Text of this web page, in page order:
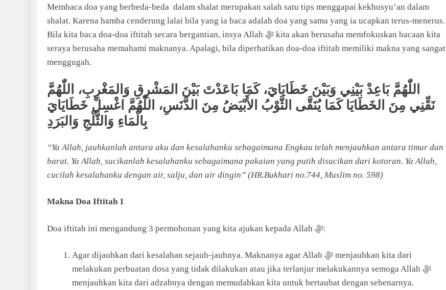
Membaca doa yang berbeda-beda dalam shalat merupakan salah satu tips menggapai kekhusyu’an dalam
shalat. Karena hamba cenderung lalai bila yang ia baca adalah doa yang sama yang ia ucapkan terus-menerus.
Bila kita baca doa-doa iftitah secara bergantian, insya Allah ﷻ kita akan berusaha memfokuskan bacaan kita
seraya berusaha memahami maknanya. Apalagi, bila diperhatikan doa-doa iftitah memiliki makna yang sangat
menggugah.
اللّٰهُمَّ بَاعِدْ بَيْنِي وَبَيْنَ خَطَايَايَ، كَمَا بَاعَدْتَ بَيْنَ المَشْرِقِ وَالمَغْرِبِ، اللّٰهُمَّ
نَقِّنِي مِنَ الخَطَايَا كَمَا يُنَقَّى الثَّوْبُ الأَبْيَضُ مِنَ الدَّنَسِ، اللّٰهُمَّ اغْسِلْ خَطَايَايَ
بِالْمَاءِ وَالثَّلْجِ وَالبَرَدِ
“Ya Allah, jauhkanlah antara aku dan kesalahanku sebagaimana Engkau telah menjauhkan antara timur dan
barat. Ya Allah, sucikanlah kesalahanku sebagaimana pakaian yang putih disucikan dari kotoran. Ya Allah,
cucilah kesalahanku dengan air, salju, dan air dingin” (HR.Bukhari no.744, Muslim no. 598)
Makna Doa Iftitah 1
Doa iftitah ini mengandung 3 permohonan yang kita ajukan kepada Allah ﷻ:
Agar dijauhkan dari kesalahan sejauh-jauhnya. Maknanya agar Allah ﷻ menjauhkan kita dari
melakukan perbuatan dosa yang tidak dilakukan atau jika terlanjur melakukannya semoga Allah ﷻ
menjauhkan kita dari adzabnya dengan memudahkan kita untuk bertaubat dengan sebenarnya.